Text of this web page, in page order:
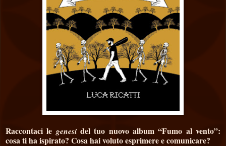
Raccontaci le genesidel tuo nuovo album “Fumo al vento”:
cosa ti ha ispirato? Cosa hai voluto esprimere e comunicare?